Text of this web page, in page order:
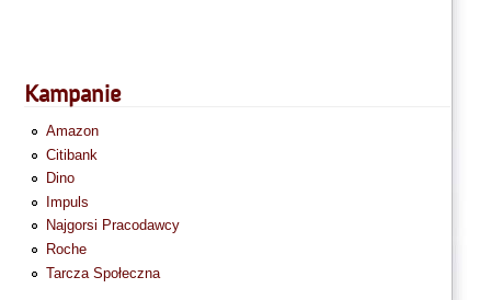
Kampanie
Amazon
Citibank
Dino
Impuls
Najgorsi Pracodawcy
Roche
Tarcza Społeczna